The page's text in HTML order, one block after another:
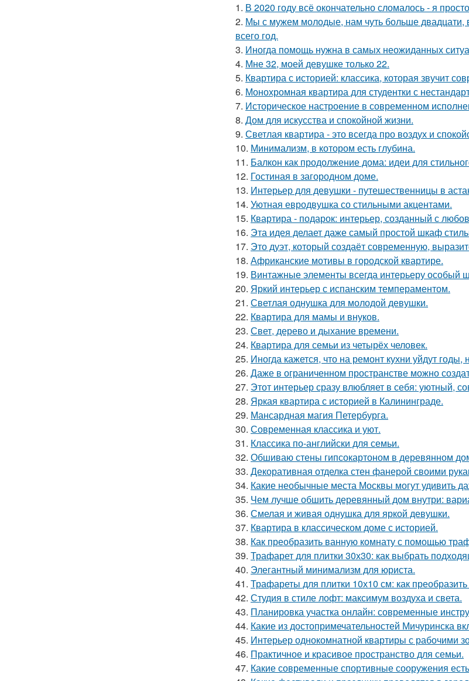
1. В 2020 году всё окончательно сломалось - я
2. Мы с мужем молодые, нам чуть больше двадцати,
всего год.
3. Иногда помощь нужна в самых неожиданных
4. Мне 32, моей девушке только 22.
5. Квартира с историей: классика, которая звучит
6. Монохромная квартира для студентки с
7. Историческое настроение в современном
8. Дом для искусства и спокойной жизни.
9. Светлая квартира - это всегда про воздух и
10. Минимализм, в котором есть глубина.
11. Балкон как продолжение дома: идеи для
12. Гостиная в загородном доме.
13. Интерьер для девушки - путешественницы в
14. Уютная евродвушка со стильными акцентами.
15. Квартира - подарок: интерьер, созданный с
16. Эта идея делает даже самый простой шкаф
17. Это дуэт, который создаёт современную,
18. Африканские мотивы в городской квартире.
19. Винтажные элементы всегда интерьеру особый
20. Яркий интерьер с испанским темпераментом.
21. Светлая однушка для молодой девушки.
22. Квартира для мамы и внуков.
23. Свет, дерево и дыхание времени.
24. Квартира для семьи из четырёх человек.
25. Иногда кажется, что на ремонт кухни уйдут годы,
26. Даже в ограниченном пространстве можно
27. Этот интерьер сразу влюбляет в себя: уютный,
28. Яркая квартира с историей в Калининграде.
29. Мансардная магия Петербурга.
30. Современная классика и уют.
31. Классика по-английски для семьи.
32. Обшиваю стены гипсокартоном в деревянном
33. Декоративная отделка стен фанерой своими
34. Какие необычные места Москвы могут удивить
35. Чем лучше обшить деревянный дом внутри:
36. Смелая и живая однушка для яркой девушки.
37. Квартира в классическом доме с историей.
38. Как преобразить ванную комнату с помощью
39. Трафарет для плитки 30х30: как выбрать
40. Элегантный минимализм для юриста.
41. Трафареты для плитки 10х10 см: как
42. Студия в стиле лофт: максимум воздуха и света.
43. Планировка участка онлайн: современные
44. Какие из достопримечательностей
45. Интерьер однокомнатной квартиры с рабочими
46. Практичное и красивое пространство для семьи.
47. Какие современные спортивные сооружения